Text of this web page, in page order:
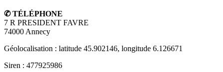
✆ TÉLÉPHONE
7 R PRESIDENT FAVRE
74000 Annecy
Géolocalisation : latitude 45.902146, longitude 6.126671
Siren : 477925986